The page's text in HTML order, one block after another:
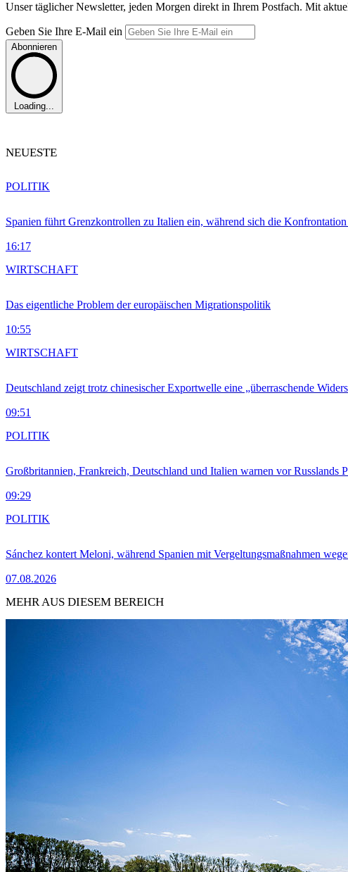
Unser täglicher Newsletter, jeden Morgen direkt in Ihrem Postfach. Mit
Geben Sie Ihre E-Mail ein
Abonnieren
Loading...
NEUESTE
Spanien führt Grenzkontrollen zu Italien ein, während sich die
16:17
POLITIK
Das eigentliche Problem der europäischen Migrationspolitik
10:55
WIRTSCHAFT
Deutschland zeigt trotz chinesischer Exportwelle eine „überraschende
09:51
WIRTSCHAFT
Großbritannien, Frankreich, Deutschland und Italien warnen vor Russlands
09:29
POLITIK
Sánchez kontert Meloni, während Spanien mit Vergeltungsmaßnahmen
07.08.2026
POLITIK
MEHR AUS DIESEM BEREICH